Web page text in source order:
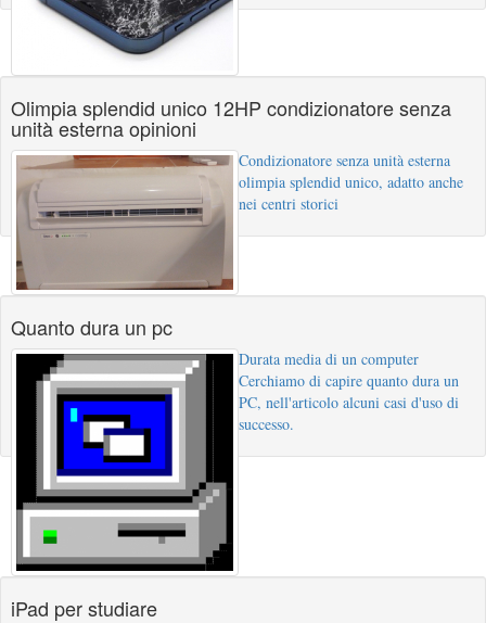
Olimpia splendid unico 12HP condizionatore senza
unità esterna opinioni
Condizionatore senza unità esterna
olimpia splendid unico, adatto anche
nei centri storici
Quanto dura un pc
Durata media di un computer
Cerchiamo di capire quanto dura un
PC, nell'articolo alcuni casi d'uso di
successo.
iPad per studiare